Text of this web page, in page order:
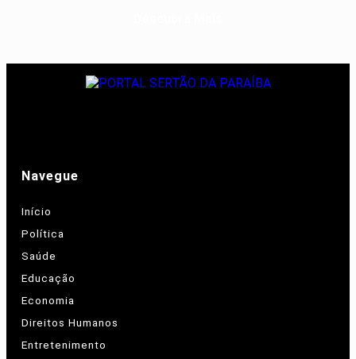
Navegue
Início
Política
Saúde
Educação
Economia
Direitos Humanos
Entretenimento